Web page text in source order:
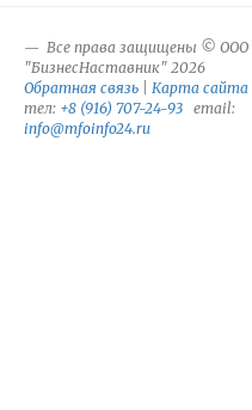
Все права защищены © ООО
"БизнесНаставник" 2026
Обратная связь
Карта сайта
тел: +8 (916) 707-24-93 email:
info@mfoinfo24.ru